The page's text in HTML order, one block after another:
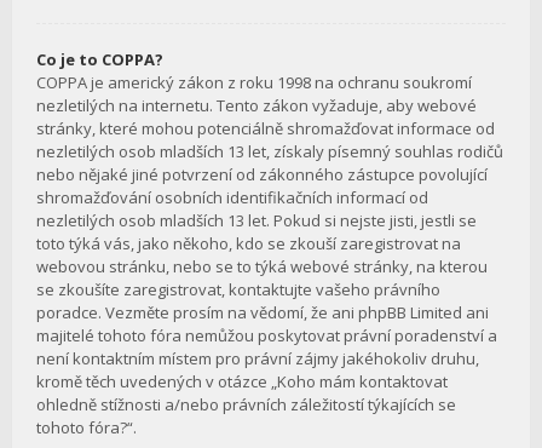
Co je to COPPA?
COPPA je americký zákon z roku 1998 na ochranu soukromí
nezletilých na internetu. Tento zákon vyžaduje, aby webové
stránky, které mohou potenciálně shromažďovat informace od
nezletilých osob mladších 13 let, získaly písemný souhlas rodičů
nebo nějaké jiné potvrzení od zákonného zástupce povolující
shromažďování osobních identifikačních informací od
nezletilých osob mladších 13 let. Pokud si nejste jisti, jestli se
toto týká vás, jako někoho, kdo se zkouší zaregistrovat na
webovou stránku, nebo se to týká webové stránky, na kterou
se zkoušíte zaregistrovat, kontaktujte vašeho právního
poradce. Vezměte prosím na vědomí, že ani phpBB Limited ani
majitelé tohoto fóra nemůžou poskytovat právní poradenství a
není kontaktním místem pro právní zájmy jakéhokoliv druhu,
kromě těch uvedených v otázce „Koho mám kontaktovat
ohledně stížnosti a/nebo právních záležitostí týkajících se
tohoto fóra?“.